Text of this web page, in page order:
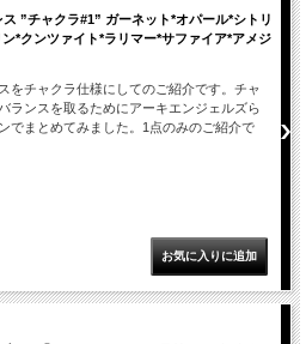
”チャクラ#1” ガーネット*オパール*シトリ
*クンツァイト*ラリマー*サファイア*アメジ
をチャクラ仕様にしてのご紹介です。チャ
ランスを取るためにアーキエンジェルズら
でまとめてみました。1点のみのご紹介で